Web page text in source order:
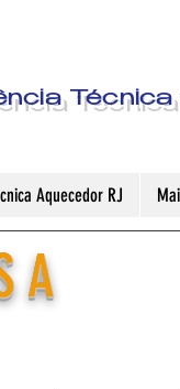
Técnica
Aquecedor RJ
A